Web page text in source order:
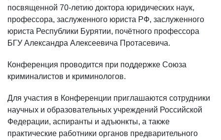
посвященной 70-летию доктора юридических наук,
профессора, заслуженного юриста РФ, заслуженного
юриста Республики Бурятии, почётного профессора
БГУ Александра Алексеевича Протасевича.
Конференция проводится при поддержке Союза
криминалистов и криминологов.
Для участия в Конференции приглашаются сотрудники
научных и образовательных учреждений Российской
Федерации, аспиранты и адъюнкты, а также
практические работники органов предварительного